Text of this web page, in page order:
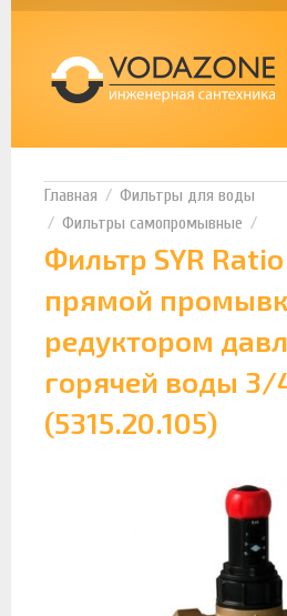
Фильтры для воды
Фильтры самопромывные
Фильтр SYR
прямой
редуктором
горячей воды 3/
(5315.20.105)